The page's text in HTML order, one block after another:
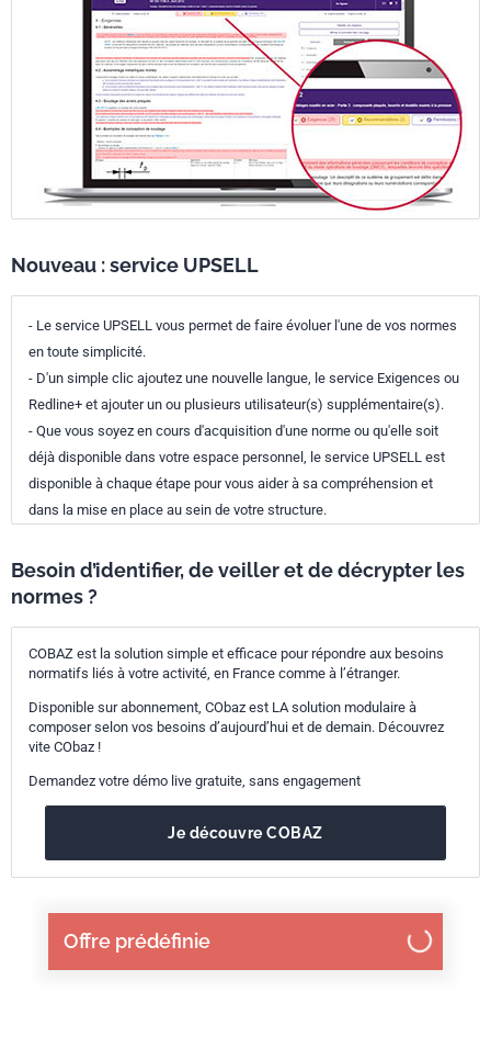
Offre prédéfinie
Nouveau : service UPSELL
- Le service UPSELL vous permet de faire évoluer l'une de vos normes
en toute simplicité.
- D'un simple clic ajoutez une nouvelle langue, le service Exigences ou
Redline+ et ajouter un ou plusieurs utilisateur(s) supplémentaire(s).
- Que vous soyez en cours d'acquisition d'une norme ou qu'elle soit
déjà disponible dans votre espace personnel, le service UPSELL est
disponible à chaque étape pour vous aider à sa compréhension et
dans la mise en place au sein de votre structure.
Besoin d’identifier, de veiller et de décrypter les
normes ?
COBAZ est la solution simple et efficace pour répondre aux besoins
normatifs liés à votre activité, en France comme à l’étranger.
Disponible sur abonnement, CObaz est LA solution modulaire à
composer selon vos besoins d’aujourd’hui et de demain. Découvrez
vite CObaz !
Demandez votre démo live gratuite, sans engagement
Je découvre COBAZ